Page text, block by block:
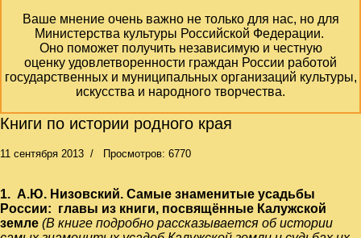
Ваше мнение очень важно не только для нас, но для
Министерства культуры Российской Федерации.
Оно поможет получить независимую и честную
оценку удовлетворенности граждан России работой
государственных и муниципальных организаций культуры,
искусства и народного творчества.
Книги по истории родного края
11 сентября 2013 Просмотров: 6770
1. А.Ю. Низовский. Самые знаменитые усадьбы
России: главы из книги, посвящённые Калужской
земле (В книге подробно рассказывается об истории